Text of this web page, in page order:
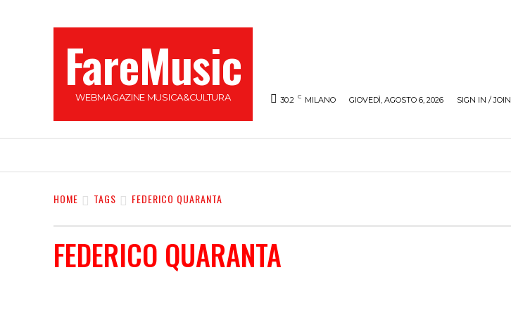
FareMusic
WEBMAGAZINE MUSICA&CULTURA 30.2 C MILANO GIOVEDÌ, AGOSTO 6, 2026 SIGN IN / JOIN
HOME TAGS FEDERICO QUARANTA
FEDERICO QUARANTA